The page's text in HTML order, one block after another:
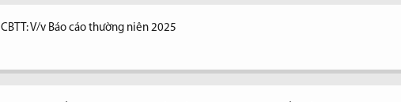
CBTT: V/v Báo cáo thường niên 2025